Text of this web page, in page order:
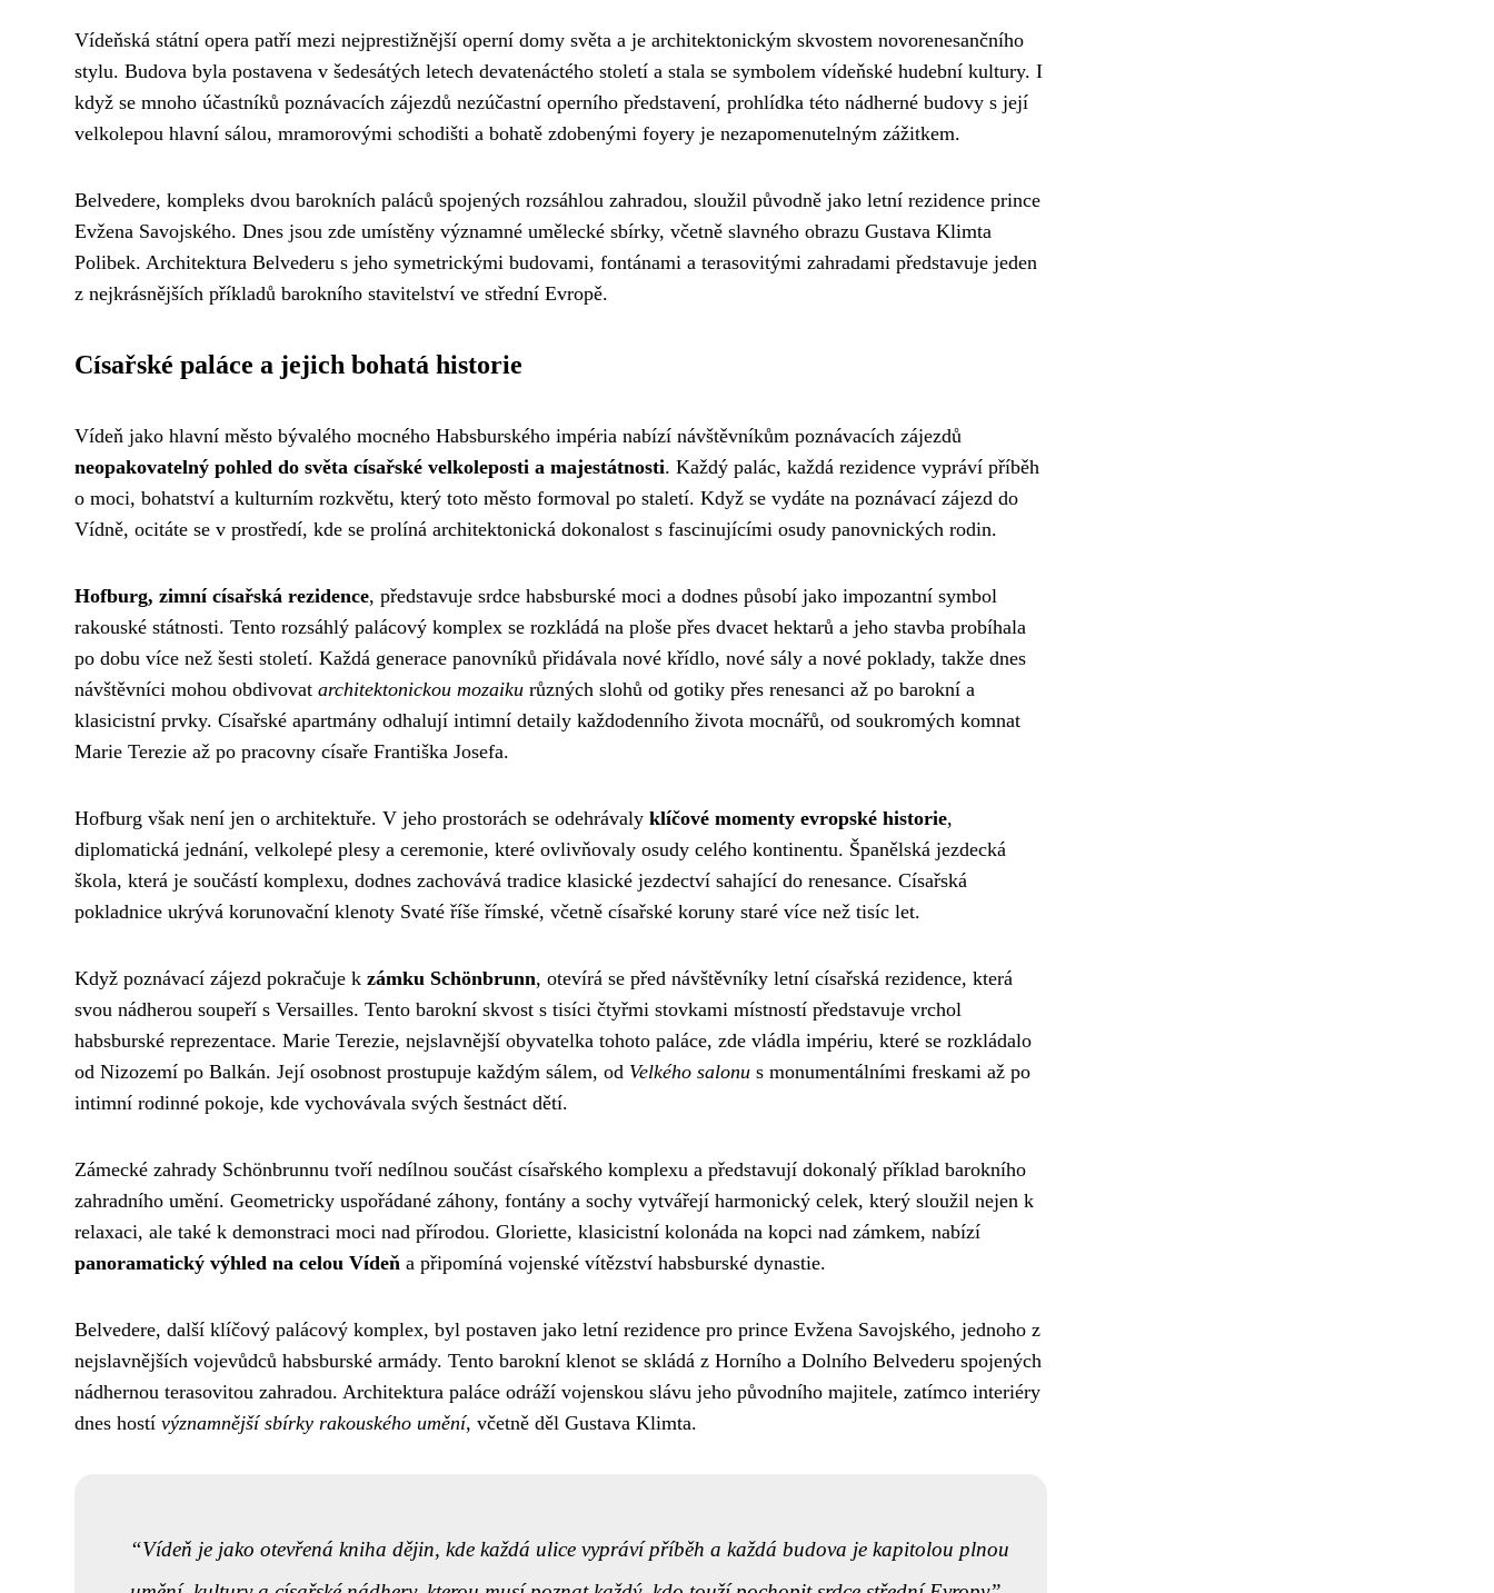
Vídeňská státní opera patří mezi nejprestižnější operní domy světa a je architektonickým skvostem novorenesančního
stylu. Budova byla postavena v šedesátých letech devatenáctého století a stala se symbolem vídeňské hudební kultury. I
když se mnoho účastníků poznávacích zájezdů nezúčastní operního představení, prohlídka této nádherné budovy s její
velkolepou hlavní sálou, mramorovými schodišti a bohatě zdobenými foyery je nezapomenutelným zážitkem.
Belvedere, kompleks dvou barokních paláců spojených rozsáhlou zahradou, sloužil původně jako letní rezidence prince
Evžena Savojského. Dnes jsou zde umístěny významné umělecké sbírky, včetně slavného obrazu Gustava Klimta
Polibek. Architektura Belvederu s jeho symetrickými budovami, fontánami a terasovitými zahradami představuje jeden
z nejkrásnějších příkladů barokního stavitelství ve střední Evropě.
Císařské paláce a jejich bohatá historie
Vídeň jako hlavní město bývalého mocného Habsburského impéria nabízí návštěvníkům poznávacích zájezdů
neopakovatelný pohled do světa císařské velkoleposti a majestátnosti. Každý palác, každá rezidence vypráví příběh
o moci, bohatství a kulturním rozkvětu, který toto město formoval po staletí. Když se vydáte na poznávací zájezd do
Vídně, ocitáte se v prostředí, kde se prolíná architektonická dokonalost s fascinujícími osudy panovnických rodin.
Hofburg, zimní císařská rezidence, představuje srdce habsburské moci a dodnes působí jako impozantní symbol
rakouské státnosti. Tento rozsáhlý palácový komplex se rozkládá na ploše přes dvacet hektarů a jeho stavba probíhala
po dobu více než šesti století. Každá generace panovníků přidávala nové křídlo, nové sály a nové poklady, takže dnes
návštěvníci mohou obdivovat architektonickou mozaiku různých slohů od gotiky přes renesanci až po barokní a
klasicistní prvky. Císařské apartmány odhalují intimní detaily každodenního života mocnářů, od soukromých komnat
Marie Terezie až po pracovny císaře Františka Josefa.
Hofburg však není jen o architektuře. V jeho prostorách se odehrávaly klíčové momenty evropské historie,
diplomatická jednání, velkolepé plesy a ceremonie, které ovlivňovaly osudy celého kontinentu. Španělská jezdecká
škola, která je součástí komplexu, dodnes zachovává tradice klasické jezdectví sahající do renesance. Císařská
pokladnice ukrývá korunovační klenoty Svaté říše římské, včetně císařské koruny staré více než tisíc let.
Když poznávací zájezd pokračuje k zámku Schönbrunn, otevírá se před návštěvníky letní císařská rezidence, která
svou nádherou soupeří s Versailles. Tento barokní skvost s tisíci čtyřmi stovkami místností představuje vrchol
habsburské reprezentace. Marie Terezie, nejslavnější obyvatelka tohoto paláce, zde vládla impériu, které se rozkládalo
od Nizozemí po Balkán. Její osobnost prostupuje každým sálem, od Velkého salonu s monumentálními freskami až po
intimní rodinné pokoje, kde vychovávala svých šestnáct dětí.
Zámecké zahrady Schönbrunnu tvoří nedílnou součást císařského komplexu a představují dokonalý příklad barokního
zahradního umění. Geometricky uspořádané záhony, fontány a sochy vytvářejí harmonický celek, který sloužil nejen k
relaxaci, ale také k demonstraci moci nad přírodou. Gloriette, klasicistní kolonáda na kopci nad zámkem, nabízí
panoramatický výhled na celou Vídeň a připomíná vojenské vítězství habsburské dynastie.
Belvedere, další klíčový palácový komplex, byl postaven jako letní rezidence pro prince Evžena Savojského, jednoho z
nejslavnějších vojevůdců habsburské armády. Tento barokní klenot se skládá z Horního a Dolního Belvederu spojených
nádhernou terasovitou zahradou. Architektura paláce odráží vojenskou slávu jeho původního majitele, zatímco interiéry
dnes hostí významnější sbírky rakouského umění, včetně děl Gustava Klimta.
Vídeň je jako otevřená kniha dějin, kde každá ulice vypráví příběh a každá budova je kapitolou plnou